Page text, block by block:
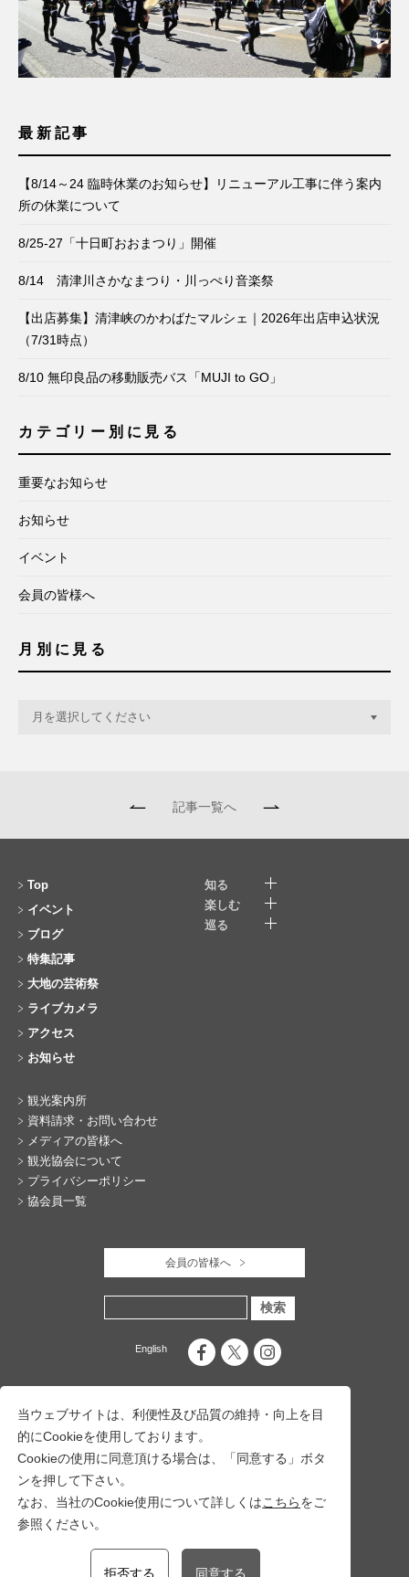
当ウェブサイトは、利便性及び品質の維持・向上を目
的にCookieを使用しております。
Cookieの使用に同意頂ける場合は、「同意する」ボタ
ンを押して下さい。
なお、当社のCookie使用について詳しくはこちらをご
参照ください。
拒否する 同意する
最新記事
【8/14～24 臨時休業のお知らせ】リニューアル工事に伴う案内
所の休業について
8/25-27「十日町おおまつり」開催
8/14 清津川さかなまつり・川っぺり音楽祭
【出店募集】清津峡のかわばたマルシェ｜2026年出店申込状況
（7/31時点）
8/10 無印良品の移動販売バス「MUJI to GO」
カテゴリー別に見る
重要なお知らせ
お知らせ
イベント
会員の皆様へ
月別に見る
記事一覧へ
Top
イベント
ブログ
特集記事
大地の芸術祭
ライブカメラ
アクセス
お知らせ
知る
楽しむ
巡る
観光案内所
資料請求・お問い合わせ
メディアの皆様へ
観光協会について
プライバシーポリシー
協会員一覧
会員の皆様へ
English
一般社団法人 十日町市観光協会
〒948-0079 新潟県十日町市旭町251番地17
十日町市総合観光案内所内